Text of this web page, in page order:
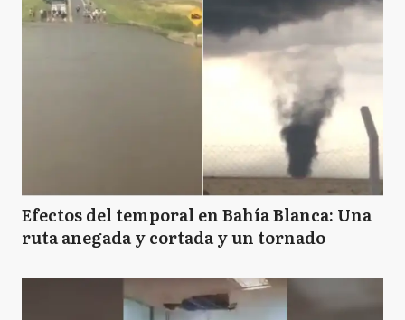
Efectos del temporal en Bahía Blanca: Una
ruta anegada y cortada y un tornado